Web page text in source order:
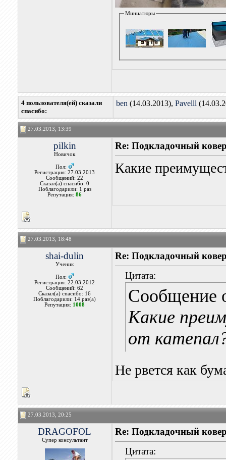
Миниатюры
4 пользователя(ей) сказали
cпасибо:
ben (14.03.2013), Pavelll
27.03.2013, 13:39
pilkin
Новичок
Пол:
Регистрация: 27.03.2013
Сообщений: 22
Сказал(а) спасибо: 0
Поблагодарили: 1 раз
Репутация:86
Re: Подкладочный
Какие
27.03.2013, 18:48
shai-dulin
Ученик
Пол:
Регистрация: 22.03.2012
Сообщений: 62
Сказал(а) спасибо: 16
Поблагодарили: 14 раз(а)
Репутация: 1008
Re: Подкладочный
Цитата:
Сообщение
Какие
от
Не рвется как
27.03.2013, 20:25
DRAGOFOL
Супер консультант
Re: Подкладочный
Цитата: